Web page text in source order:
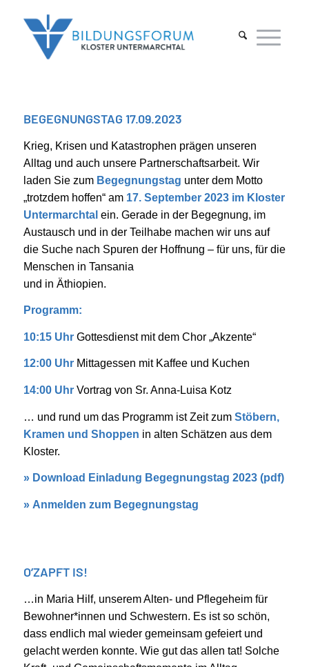
BEGEGNUNGSTAG 17.09.2023
Krieg, Krisen und Katastrophen prägen unseren
Alltag und auch unsere Partnerschaftsarbeit. Wir
laden Sie zum Begegnungstag unter dem Motto
„trotzdem hoffen“ am 17. September 2023 im Kloster
Untermarchtal ein. Gerade in der Begegnung, im
Austausch und in der Teilhabe machen wir uns auf
die Suche nach Spuren der Hoffnung – für uns, für die
Menschen in Tansania
und in Äthiopien.
Programm:
10:15 UhrGottesdienst mit dem Chor „Akzente“
12:00 UhrMittagessen mit Kaffee und Kuchen
14:00 UhrVortrag von Sr. Anna-Luisa Kotz
… und rund um das Programm ist Zeit zum Stöbern,
Kramen und Shoppen in alten Schätzen aus dem
Kloster.
» Download Einladung Begegnungstag 2023 (pdf)
» Anmelden zum Begegnungstag
O’ZAPFT IS!
…in Maria Hilf, unserem Alten- und Pflegeheim für
Bewohner*innen und Schwestern. Es ist so schön,
dass endlich mal wieder gemeinsam gefeiert und
gelacht werden konnte. Wie gut das allen tat! Solche